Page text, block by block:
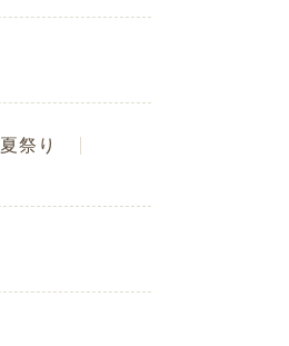
夏祭り